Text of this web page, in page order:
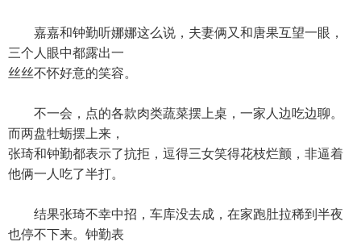
嘉嘉和钟勤听娜娜这么说，夫妻俩又和唐果互望一眼，
三个人眼中都露出一
丝丝不怀好意的笑容。
不一会，点的各款肉类蔬菜摆上桌，一家人边吃边聊。
而两盘牡蛎摆上来，
张琦和钟勤都表示了抗拒，逗得三女笑得花枝烂颤，非逼着
他俩一人吃了半打。
结果张琦不幸中招，车库没去成，在家跑肚拉稀到半夜
也停不下来。钟勤表